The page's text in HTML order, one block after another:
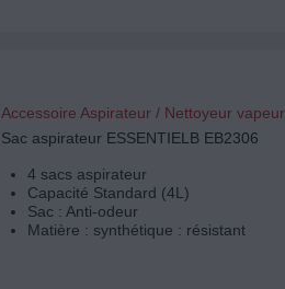
Accessoire Aspirateur / Nettoyeur vapeur
Sac aspirateur ESSENTIELB EB2306
4 sacs aspirateur
Capacité Standard (4L)
Sac : Anti-odeur
Matière : synthétique : résistant